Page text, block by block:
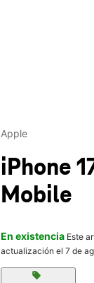
Apple
iPhone
Mobile
En existencia Este
actualización el 7 de
sell